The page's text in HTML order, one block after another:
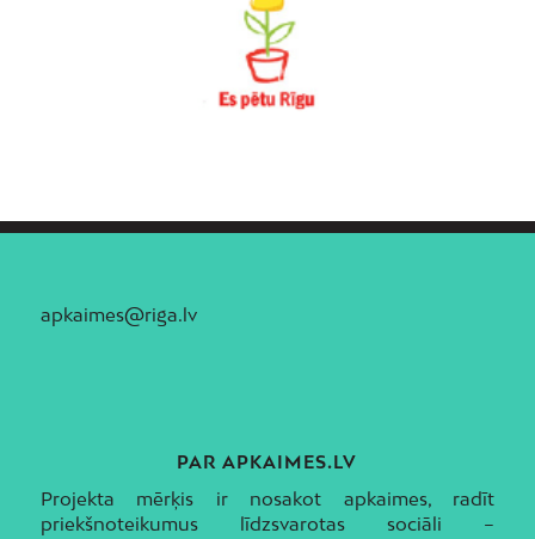
apkaimes@riga.lv
PAR APKAIMES.LV
Projekta mērķis ir nosakot apkaimes, radīt
priekšnoteikumus līdzsvarotas sociāli –